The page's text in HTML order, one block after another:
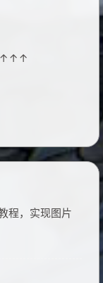
↑↑↑
程，实现图片